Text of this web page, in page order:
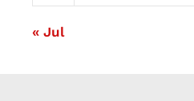
« Jul